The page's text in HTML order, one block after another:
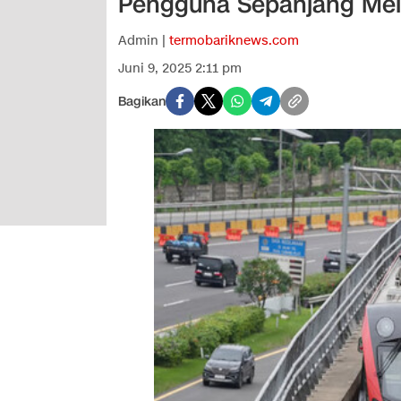
Admin | termobariknews.com
Juni 9, 2025 2:11 pm
Bagikan